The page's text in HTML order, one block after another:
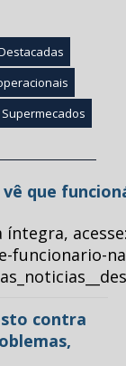
Supermecados
vê que
íntegra,
funcionario-
contra